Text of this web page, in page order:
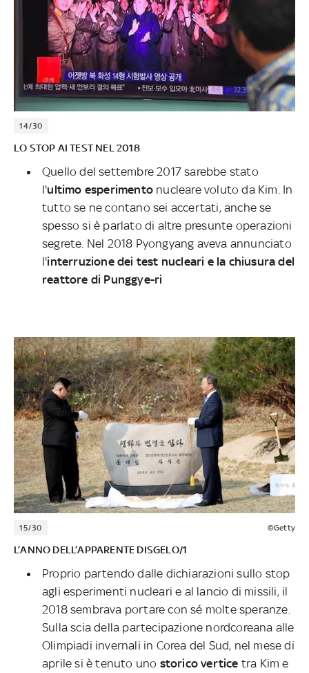
14/30
LO STOP AI TEST NEL 2018
Quello del settembre 2017 sarebbe stato
l'ultimo esperimento nucleare voluto da Kim. In
tutto se ne contano sei accertati, anche se
spesso si è parlato di altre presunte operazioni
segrete. Nel 2018 Pyongyang aveva annunciato
l'interruzione dei test nucleari e la chiusura del
reattore di Punggye-ri
15/30 ©Getty
L’ANNO DELL’APPARENTE DISGELO/1
Proprio partendo dalle dichiarazioni sullo stop
agli esperimenti nucleari e al lancio di missili, il
2018 sembrava portare con sé molte speranze.
Sulla scia della partecipazione nordcoreana alle
Olimpiadi invernali in Corea del Sud, nel mese di
aprile si è tenuto uno storico vertice tra Kim e